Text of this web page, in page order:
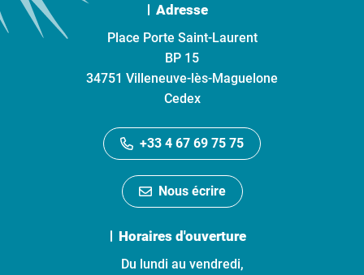
Adresse
Place Porte Saint-Laurent
BP 15
34751 Villeneuve-lès-Maguelone
Cedex
+33 4 67 69 75 75
Nous écrire
Horaires d'ouverture
Du lundi au vendredi,